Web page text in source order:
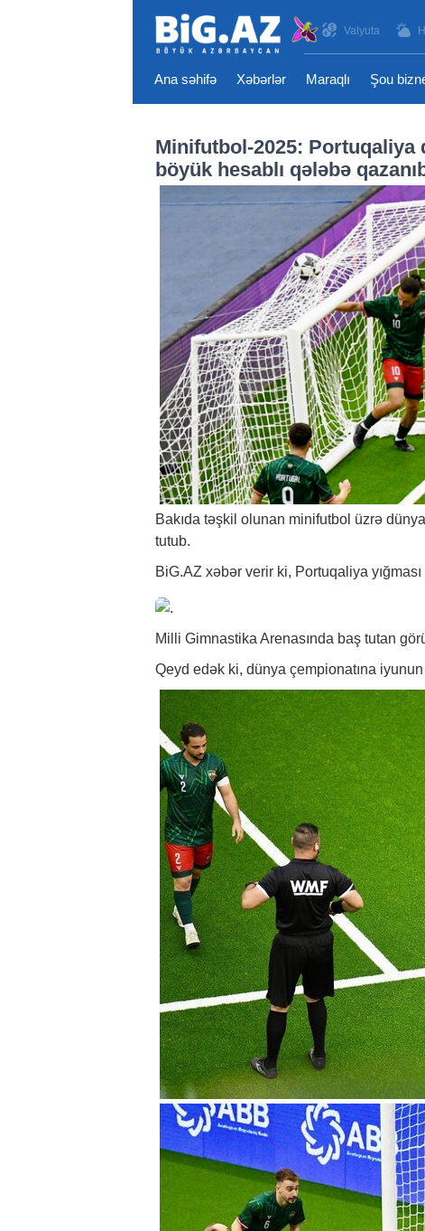
Valyuta
Ana səhifə Xəbərlər Maraqlı Şou
Minifutbol-2025: Portuqaliya
böyük hesablı qələbə
Bakıda təşkil olunan minifutbol üzrə
tutub.
BiG.AZ xəbər verir ki, Portuqaliya
Milli Gimnastika Arenasında baş tutan
Qeyd edək ki, dünya çempionatına